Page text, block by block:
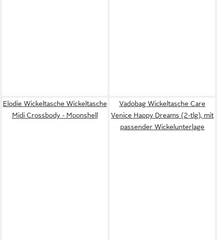
Elodie Wickeltasche Wickeltasche
Midi Crossbody - Moonshell
Vadobag Wickeltasche Care
Venice Happy Dreams (2-tlg), mit
passender Wickelunterlage